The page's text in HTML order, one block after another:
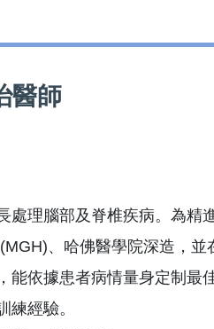
醫師
處理腦部及脊椎疾病。為精
、哈佛醫學院深造，並
能依據患者病情量身定制最
經驗。